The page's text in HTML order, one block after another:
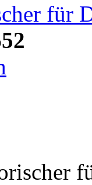
für